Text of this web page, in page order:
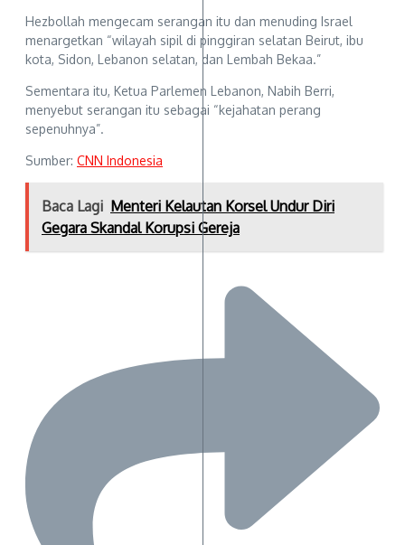
Hezbollah mengecam serangan itu dan menuding Israel
menargetkan “wilayah sipil di pinggiran selatan Beirut, ibu
kota, Sidon, Lebanon selatan, dan Lembah Bekaa.”
Sementara itu, Ketua Parlemen Lebanon, Nabih Berri,
menyebut serangan itu sebagai “kejahatan perang
sepenuhnya”.
Sumber: CNN Indonesia
Baca Lagi Menteri Kelautan Korsel Undur Diri
Gegara Skandal Korupsi Gereja